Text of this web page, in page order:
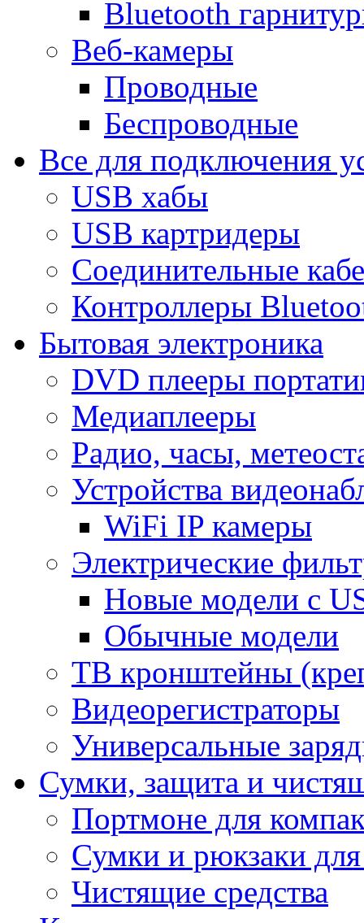
Bluetooth
Веб-камеры
Проводные
Беспроводные
Все для подключения
USB хабы
USB картридеры
Соединительные
Контроллеры
Бытовая электроника
DVD плееры
Медиаплееры
Радио, часы,
Устройства
WiFi IP камеры
Электрические
Новые модели с
Обычные модели
ТВ кронштейны
Видеорегистраторы
Универсальные
Сумки, защита и
Портмоне для
Сумки и рюкзаки
Чистящие средства